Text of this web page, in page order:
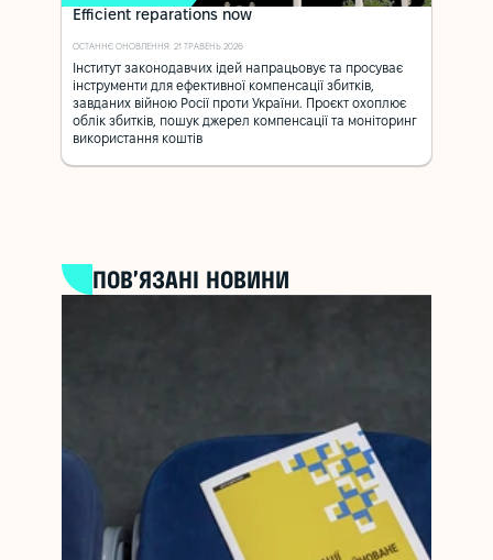
Efficient reparations now
ОСТАННЄ ОНОВЛЕННЯ: 21 ТРАВЕНЬ 2026
Інститут законодавчих ідей напрацьовує та просуває
інструменти для ефективної компенсації збитків,
завданих війною Росії проти України. Проєкт охоплює
облік збитків, пошук джерел компенсації та моніторинг
використання коштів
ПОВ’ЯЗАНІ НОВИНИ